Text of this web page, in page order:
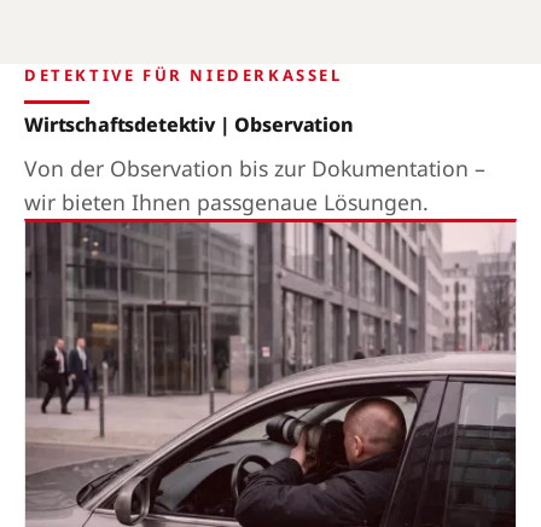
DETEKTIVE FÜR NIEDERKASSEL
Wirtschaftsdetektiv | Observation
Von der Observation bis zur Dokumentation –
wir bieten Ihnen passgenaue Lösungen.